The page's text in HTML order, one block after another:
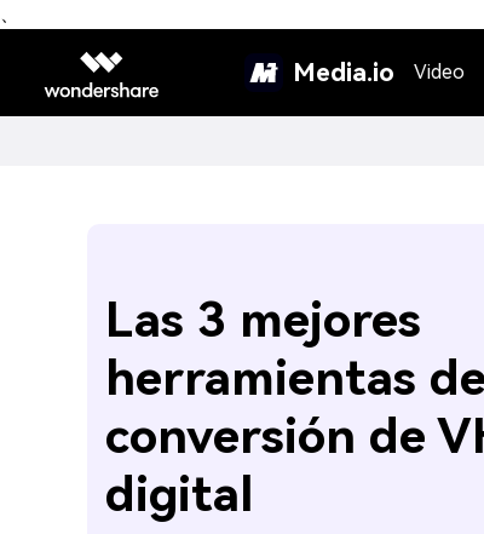
、
Media.io Video
Las 3 mejores
herramientas de
conversión de
digital